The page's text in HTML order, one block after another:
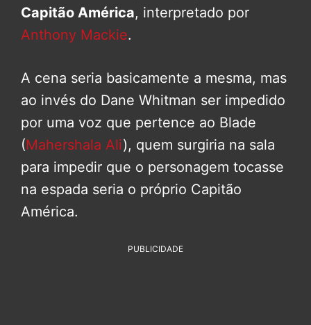
Capitão América, interpretado por
Anthony Mackie.
A cena seria basicamente a mesma, mas
ao invés do Dane Whitman ser impedido
por uma voz que pertence ao Blade
(Mahershala Ali), quem surgiria na sala
para impedir que o personagem tocasse
na espada seria o próprio Capitão
América.
PUBLICIDADE